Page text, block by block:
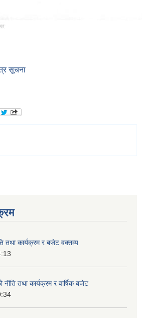
सूचना
कार्यक्रम र बजेट वक्तव्य
तथा कार्यक्रम र वार्षिक बजेट